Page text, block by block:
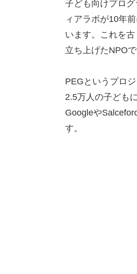
子ども向けプロ
ィアラボが10年
います。これを
立ち上げたNPOで
PEGというプロ
2.5万人の子ども
Googleや
す。